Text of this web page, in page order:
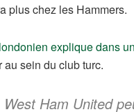
plus chez les Hammers.
explique dans
au sein du club turc.
West Ham United